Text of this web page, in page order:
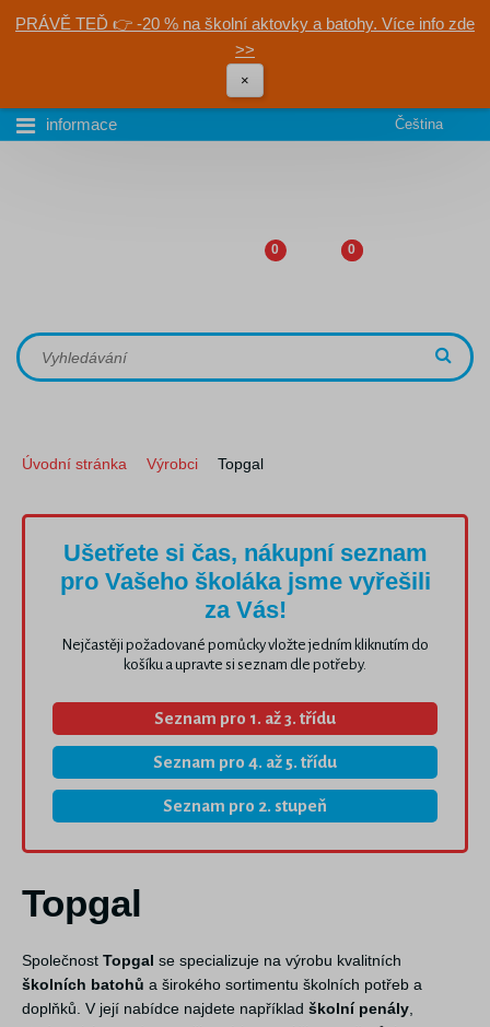
PRÁVĚ TEĎ 👉 -20 % na školní aktovky a batohy. Více info zde
>>
×
informace Čeština
0 0
Úvodní stránka Výrobci Topgal
Ušetřete si čas, nákupní seznam
pro Vašeho školáka jsme vyřešili
za Vás!
Nejčastěji požadované pomůcky vložte jedním kliknutím do
košíku a upravte si seznam dle potřeby.
Seznam pro 1. až 3. třídu
Seznam pro 4. až 5. třídu
Seznam pro 2. stupeň
Topgal
Společnost Topgal se specializuje na výrobu kvalitních
školních batohů a širokého sortimentu školních potřeb a
doplňků. V její nabídce najdete například školní penály